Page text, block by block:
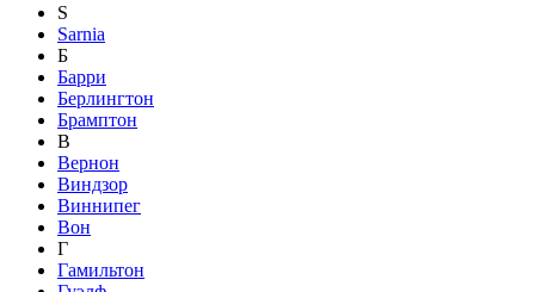
S
Sarnia
Б
Барри
Берлингтон
Брамптон
В
Вернон
Виндзор
Виннипег
Вон
Г
Гамильтон